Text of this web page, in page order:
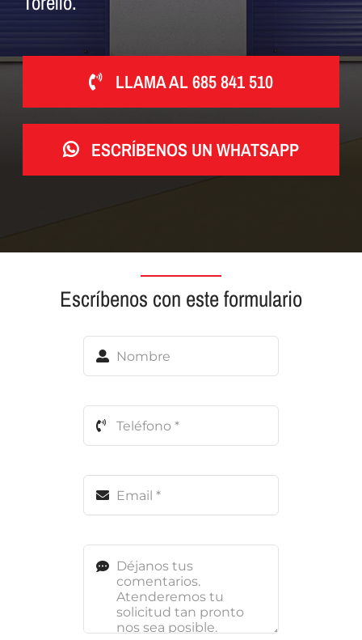
LLAMA AL 685 841 510
ESCRÍBENOS UN WHATSAPP
Escríbenos con este formulario